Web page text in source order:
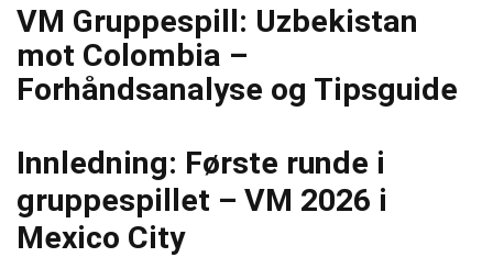
VM Gruppespill: Uzbekistan
mot Colombia –
Forhåndsanalyse og Tipsguide
Innledning: Første runde i
gruppespillet – VM 2026 i
Mexico City